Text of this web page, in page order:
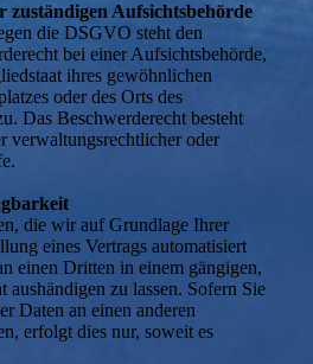
zuständigen Aufsichtsbehörde
die DSGVO steht den
bei einer Aufsichtsbehörde,
ihres gewöhnlichen
oder des Orts des
Das Beschwerderecht besteht
verwaltungsrechtlicher oder
die wir auf Grundlage Ihrer
eines Vertrags automatisiert
einen Dritten in einem gängigen,
aushändigen zu lassen. Sofern Sie
Daten an einen anderen
erfolgt dies nur, soweit es